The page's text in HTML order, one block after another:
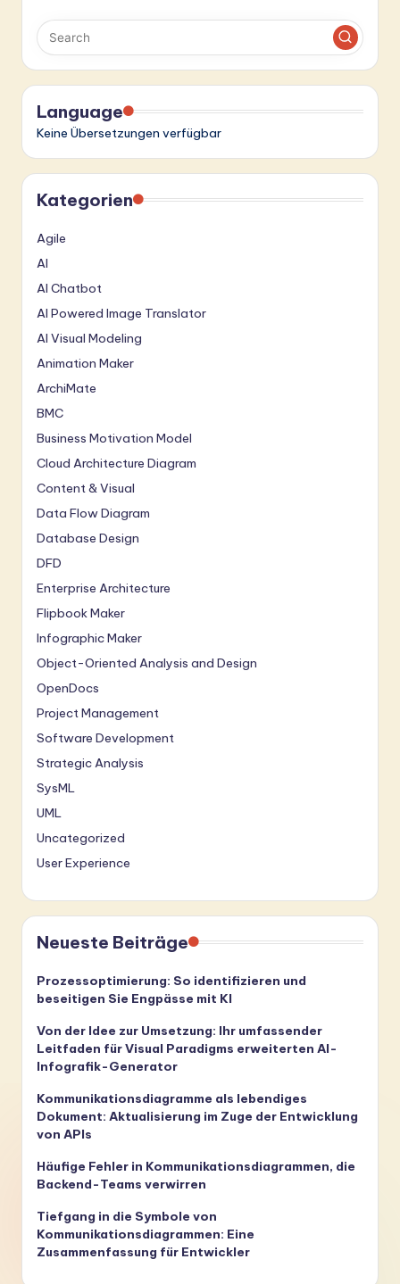
Language
Keine Übersetzungen verfügbar
Kategorien
Agile
AI
AI Chatbot
AI Powered Image Translator
AI Visual Modeling
Animation Maker
ArchiMate
BMC
Business Motivation Model
Cloud Architecture Diagram
Content & Visual
Data Flow Diagram
Database Design
DFD
Enterprise Architecture
Flipbook Maker
Infographic Maker
Object-Oriented Analysis and Design
OpenDocs
Project Management
Software Development
Strategic Analysis
SysML
UML
Uncategorized
User Experience
Neueste Beiträge
Prozessoptimierung: So identifizieren und
beseitigen Sie Engpässe mit KI
Von der Idee zur Umsetzung: Ihr umfassender
Leitfaden für Visual Paradigms erweiterten AI-
Infografik-Generator
Kommunikationsdiagramme als lebendiges
Dokument: Aktualisierung im Zuge der Entwicklung
von APIs
Häufige Fehler in Kommunikationsdiagrammen, die
Backend-Teams verwirren
Tiefgang in die Symbole von
Kommunikationsdiagrammen: Eine
Zusammenfassung für Entwickler